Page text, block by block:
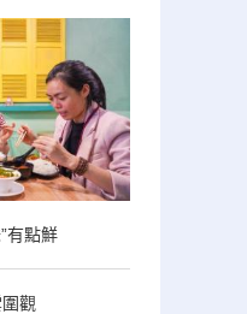
有點鮮
觀